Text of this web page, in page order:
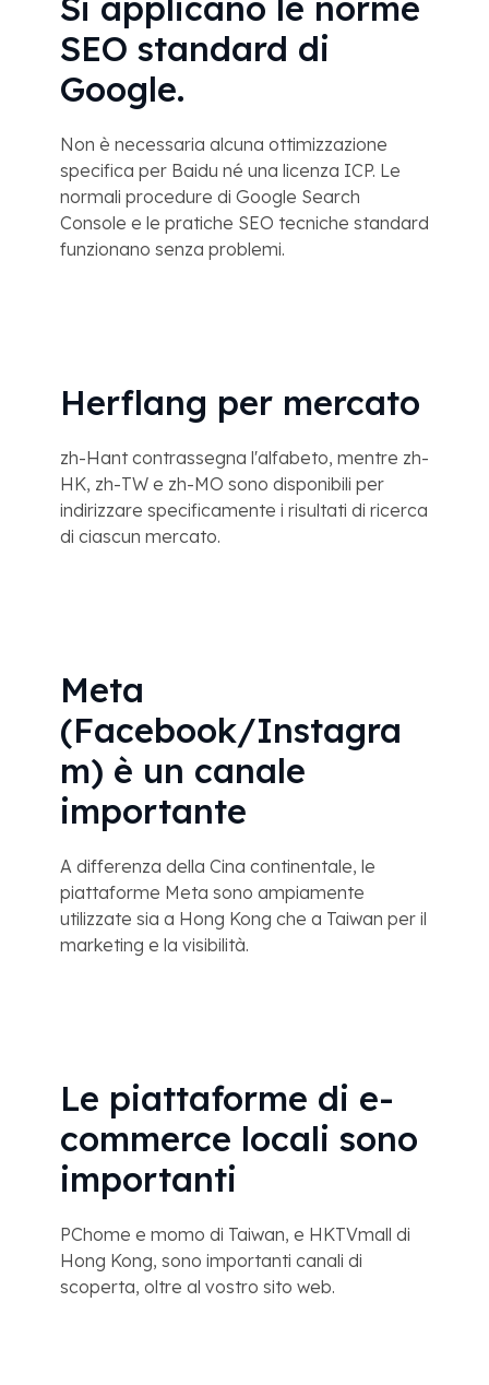
SEO standard di
Google.
Non è necessaria alcuna ottimizzazione
specifica per Baidu né una licenza ICP. Le
normali procedure di Google Search
Console e le pratiche SEO tecniche standard
funzionano senza problemi.
Herflang per mercato
zh-Hant contrassegna l'alfabeto, mentre zh-
HK, zh-TW e zh-MO sono disponibili per
indirizzare specificamente i risultati di ricerca
di ciascun mercato.
Meta
(Facebook/Instagra
m) è un canale
importante
A differenza della Cina continentale, le
piattaforme Meta sono ampiamente
utilizzate sia a Hong Kong che a Taiwan per il
marketing e la visibilità.
Le piattaforme di e-
commerce locali sono
importanti
PChome e momo di Taiwan, e HKTVmall di
Hong Kong, sono importanti canali di
scoperta, oltre al vostro sito web.